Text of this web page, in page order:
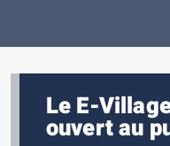
Le E-
ouvert au